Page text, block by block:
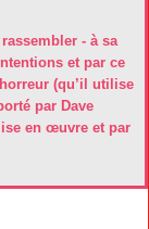
- à sa
et par ce
(qu’il utilise
par Dave
en œuvre et par